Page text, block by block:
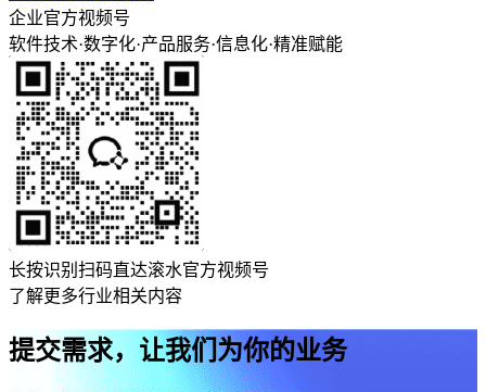
企业官方视频号
软件技术·数字化·产品服务·信息化·精准赋能
长按识别扫码直达滚水官方视频号
了解更多行业相关内容
提交需求，让我们为你的业务